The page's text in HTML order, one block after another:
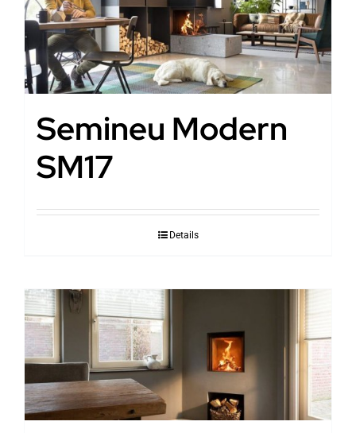
Semineu Modern
SM17
Details